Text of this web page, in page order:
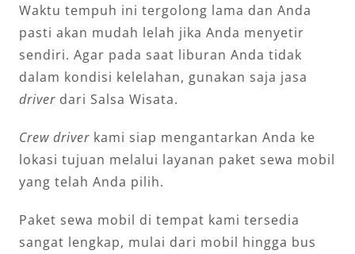
Waktu tempuh ini tergolong lama dan Anda
pasti akan mudah lelah jika Anda menyetir
sendiri. Agar pada saat liburan Anda tidak
dalam kondisi kelelahan, gunakan saja jasa
driver dari Salsa Wisata.
Crew driver kami siap mengantarkan Anda ke
lokasi tujuan melalui layanan paket sewa mobil
yang telah Anda pilih.
Paket sewa mobil di tempat kami tersedia
sangat lengkap, mulai dari mobil hingga bus